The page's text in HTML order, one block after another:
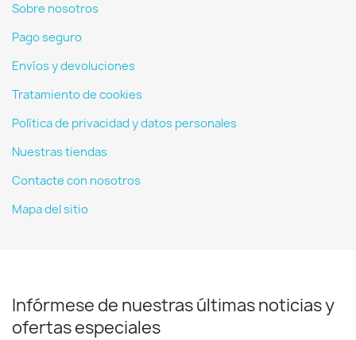
Sobre nosotros
Pago seguro
Envíos y devoluciones
Tratamiento de cookies
Política de privacidad y datos personales
Nuestras tiendas
Contacte con nosotros
Mapa del sitio
Infórmese de nuestras últimas noticias y
ofertas especiales